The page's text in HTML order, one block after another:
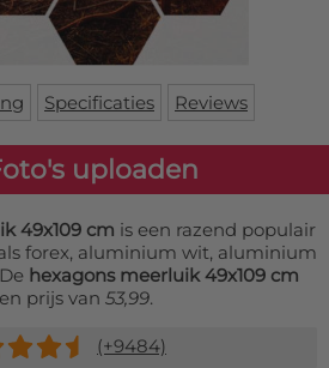
Specificaties Reviews
uploaden
49x109 cm is een razend populair
forex, aluminium wit, aluminium
hexagons meerluik 49x109 cm
prijs van 53,99.
(+9484)